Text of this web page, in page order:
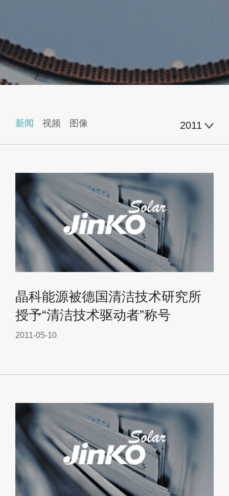
新闻 视频 图像 2011
晶科能源被德国清洁技术研究所
授予“清洁技术驱动者”称号
2011-05-10